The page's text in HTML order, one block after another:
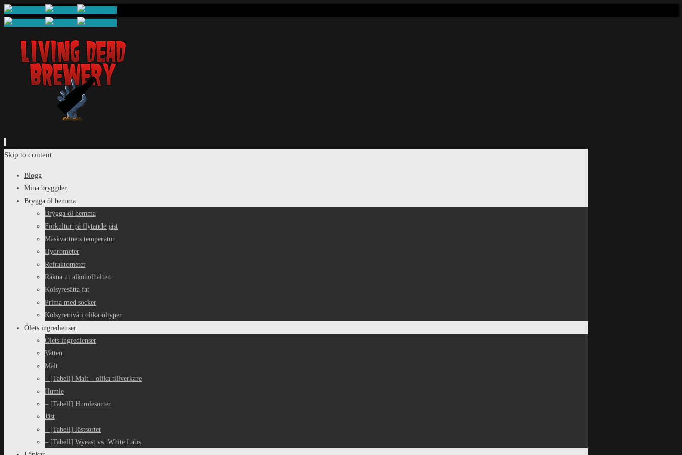
Skip to content
Blogg
Mina bryggder
Brygga öl hemma
Brygga öl hemma
Förkultur på flytande jäst
Mäskvattnets temperatur
Hydrometer
Refraktometer
Räkna ut alkoholhalten
Kolsyresätta fat
Prima med socker
Kolsyrenivå i olika öltyper
Ölets ingredienser
Ölets ingredienser
Vatten
Malt
– [Tabell] Malt – olika tillverkare
Humle
– [Tabell] Humlesorter
Jäst
– [Tabell] Jästsorter
– [Tabell] Wyeast vs. White Labs